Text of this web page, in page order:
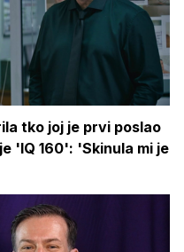
tko joj je prvi poslao
'IQ 160': 'Skinula mi je